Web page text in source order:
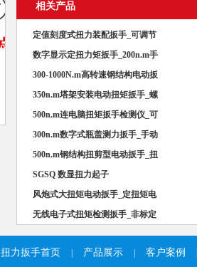
用
相关产品
定值刻度式扭力装配扳手_可调节
数字显示定扭力矩扳手_200n.m手
300-1000N.m高转速钢结构电动扳
350n.m塔架安装电动扭矩扳手_螺
500n.m连电脑扭矩扳手检测仪_可
300n.m数字式瓶盖测力扳手_手动
500n.m钢结构扭剪型电动扳手_扭
SGSQ 数显扭力起子
风炮式大扭矩电动扳手_定扭矩电
无线电子式扭矩检测扳手_非标定
扭力扳手首页 产品展示 客户案例